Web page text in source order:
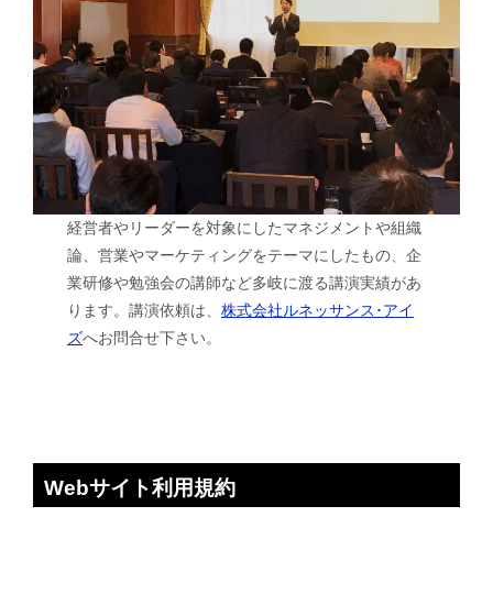
経営者やリーダーを対象にしたマネジメントや組織
論、営業やマーケティングをテーマにしたもの、企
業研修や勉強会の講師など多岐に渡る講演実績があ
ります。講演依頼は、株式会社ルネッサンス･アイ
ズへお問合せ下さい。
Webサイト利用規約